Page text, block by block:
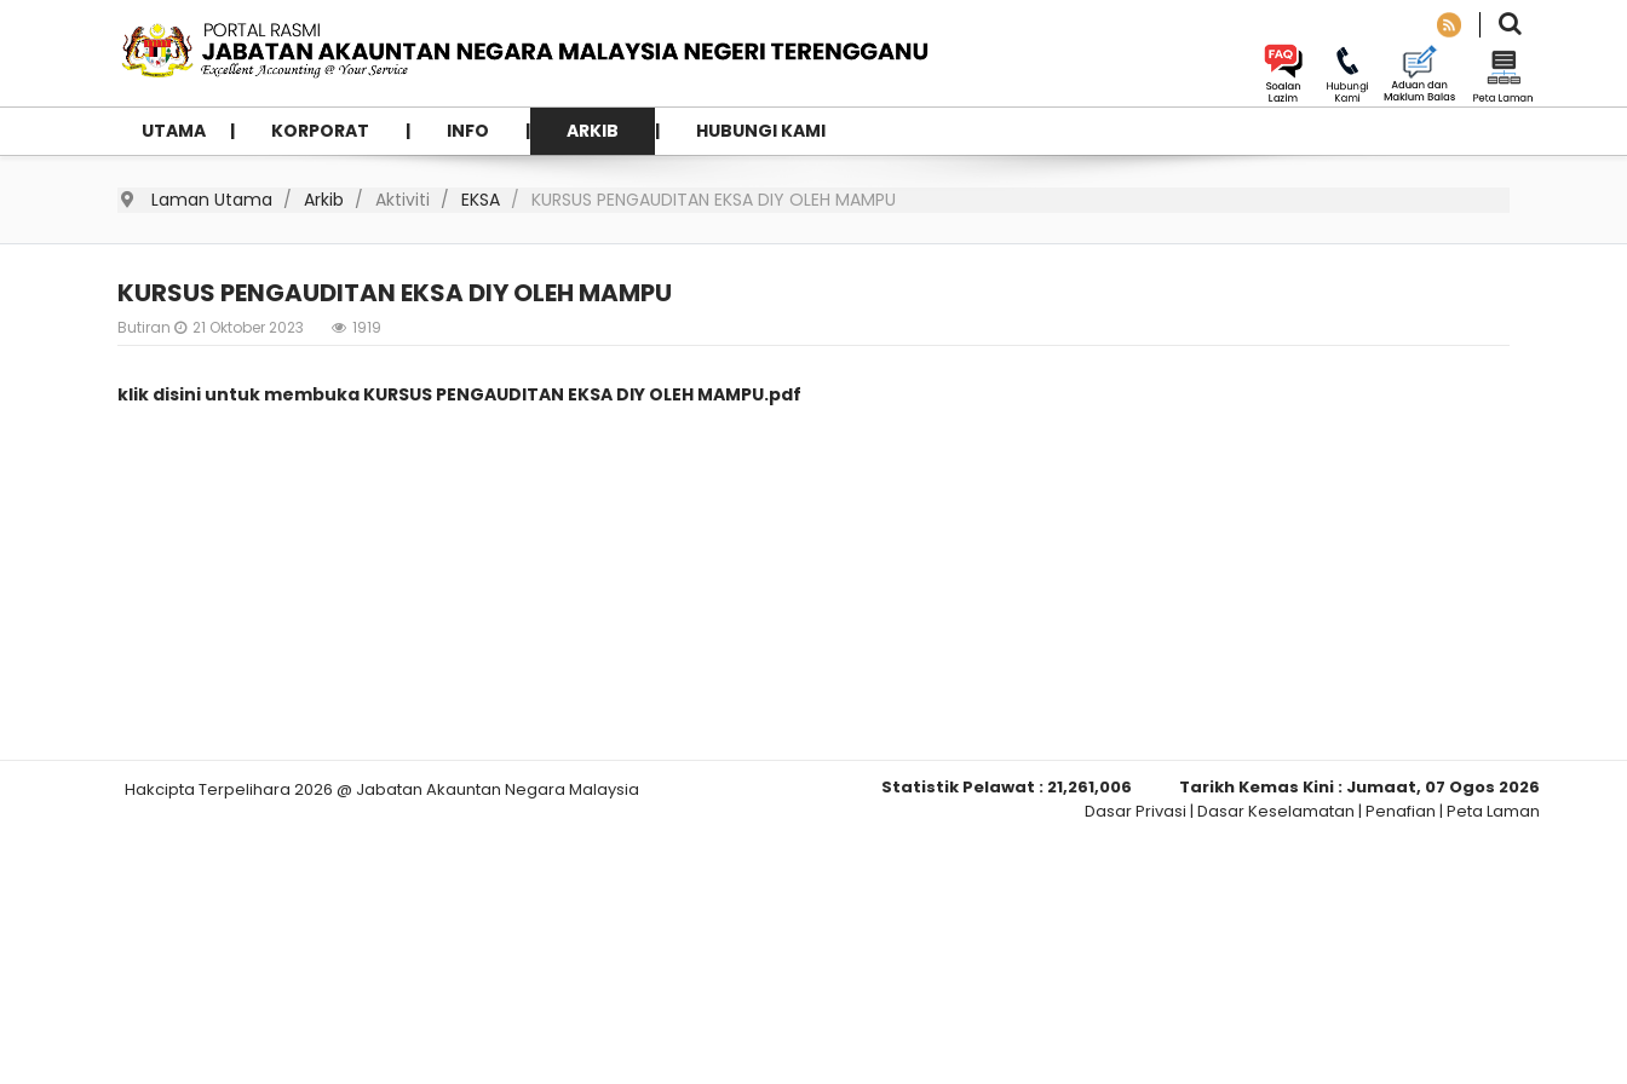
UTAMA KORPORAT INFO ARKIB HUBUNGI KAMI
Laman Utama Arkib Aktiviti EKSA KURSUS PENGAUDITAN EKSA DIY OLEH MAMPU
KURSUS PENGAUDITAN EKSA DIY OLEH MAMPU
Butiran 21 Oktober 2023 1919
klik disini untuk membuka KURSUS PENGAUDITAN EKSA DIY OLEH MAMPU.pdf
Hakcipta Terpelihara 2026 @ Jabatan Akauntan Negara Malaysia Statistik Pelawat : 21,261,006 Tarikh Kemas Kini : Jumaat, 07 Ogos 2026
Dasar Privasi | Dasar Keselamatan | Penafian | Peta Laman